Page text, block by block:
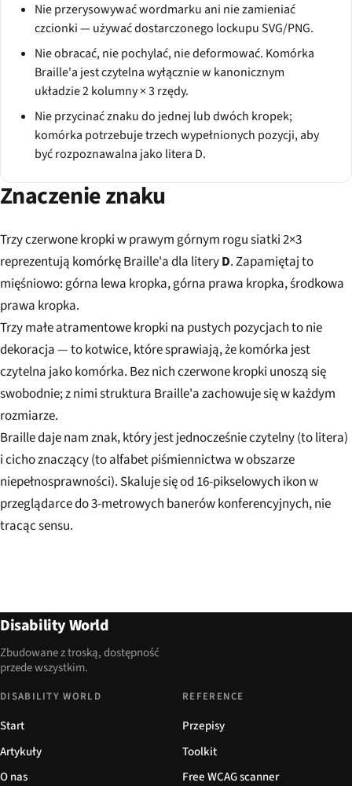
Nie przerysowywać wordmarku ani nie zamieniać
czcionki — używać dostarczonego lockupu SVG/PNG.
Nie obracać, nie pochylać, nie deformować. Komórka
Braille'a jest czytelna wyłącznie w kanonicznym
układzie 2 kolumny × 3 rzędy.
Nie przycinać znaku do jednej lub dwóch kropek;
komórka potrzebuje trzech wypełnionych pozycji, aby
być rozpoznawalna jako litera D.
Znaczenie znaku
Trzy czerwone kropki w prawym górnym rogu siatki 2×3
reprezentują komórkę Braille'a dla literyD. Zapamiętaj to
mięśniowo: górna lewa kropka, górna prawa kropka, środkowa
prawa kropka.
Trzy małe atramentowe kropki na pustych pozycjach to nie
dekoracja — to kotwice, które sprawiają, że komórka jest
czytelna jako komórka. Bez nich czerwone kropki unoszą się
swobodnie; z nimi struktura Braille'a zachowuje się w każdym
rozmiarze.
Braille daje nam znak, który jest jednocześnie czytelny (to litera)
i cicho znaczący (to alfabet piśmiennictwa w obszarze
niepełnosprawności). Skaluje się od 16-pikselowych ikon w
przeglądarce do 3-metrowych banerów konferencyjnych, nie
tracąc sensu.
Disability World
Zbudowane z troską, dostępność
przede wszystkim.
DISABILITY WORLD
Start
Artykuły
O nas
REFERENCE
Przepisy
Toolkit
Free WCAG scanner